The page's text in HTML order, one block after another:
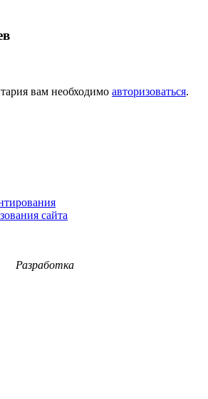
вам необходимо авторизоваться.
сайта
Разработка